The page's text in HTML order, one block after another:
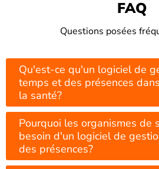
FAQ
Questions posées
Qu'est-ce qu'un logiciel de
temps et des présences
la santé?
Pourquoi les organismes de
besoin d'un logiciel de
des présences?